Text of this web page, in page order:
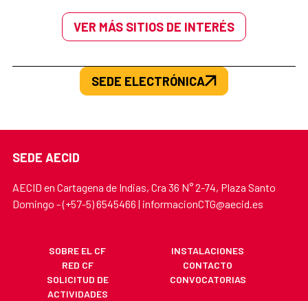
VER MÁS SITIOS DE INTERÉS
SEDE ELECTRÓNICA
SEDE AECID
AECID en Cartagena de Indias, Cra 36 N° 2-74, Plaza Santo
Domingo - (+57-5) 6545466 | informacionCTG@aecid.es
SOBRE EL CF
INSTALACIONES
RED CF
CONTACTO
SOLICITUD DE
ACTIVIDADES
CONVOCATORIAS